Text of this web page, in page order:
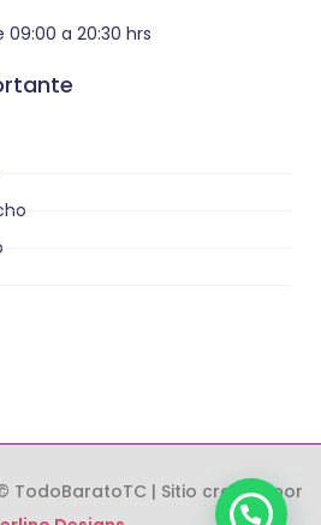
09:00 a 20:30 hrs
TodoBaratoTC | Sitio creado por